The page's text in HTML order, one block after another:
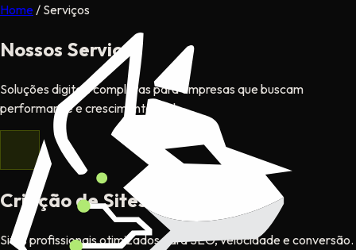
Home/ Serviços
Nossos Serviços
Soluções digitais completas para empresas que buscam
performance e crescimento real.
Criação de Sites
Sites profissionais otimizados para SEO, velocidade e conversão.